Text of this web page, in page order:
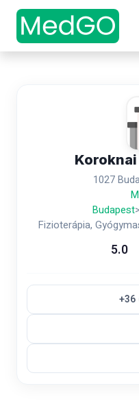
1027
Budapest>
Fizioterápia,
5.0
+36